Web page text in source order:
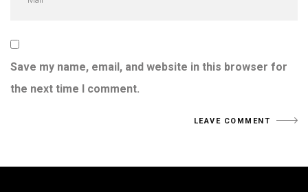
Save my name, email, and website in this browser for
the next time I comment.